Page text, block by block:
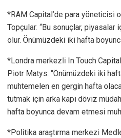
*RAM Capital’de para yöneticisi
Topçular: “Bu sonuçlar,
olur. Önümüzdeki iki hafta
*Londra merkezli In Touch
Piotr Matys: “Önümüzdeki iki
muhtemelen en gergin hafta
tutmak için arka kapı döviz
hafta boyunca devam etmesi
*Politika araştırma merkezi